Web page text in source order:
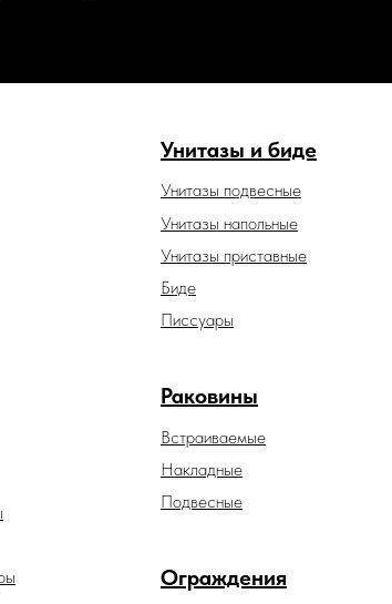
Унитазы и биде
Унитазы подвесные
Унитазы напольные
Унитазы приставные
Раковины
Встраиваемые
Накладные
Подвесные
Ограждения
Биде
Писсуары